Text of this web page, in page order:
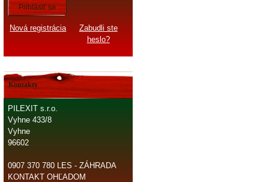
Prihlásiť sa
Nová registrácia
Zabudli ste
heslo?
Kontakty
PILEXIT s.r.o.
Vyhne 433/8
Vyhne
96602
0907 370 780 LES - ZÁHRADA
KONTAKT OHĽADOM